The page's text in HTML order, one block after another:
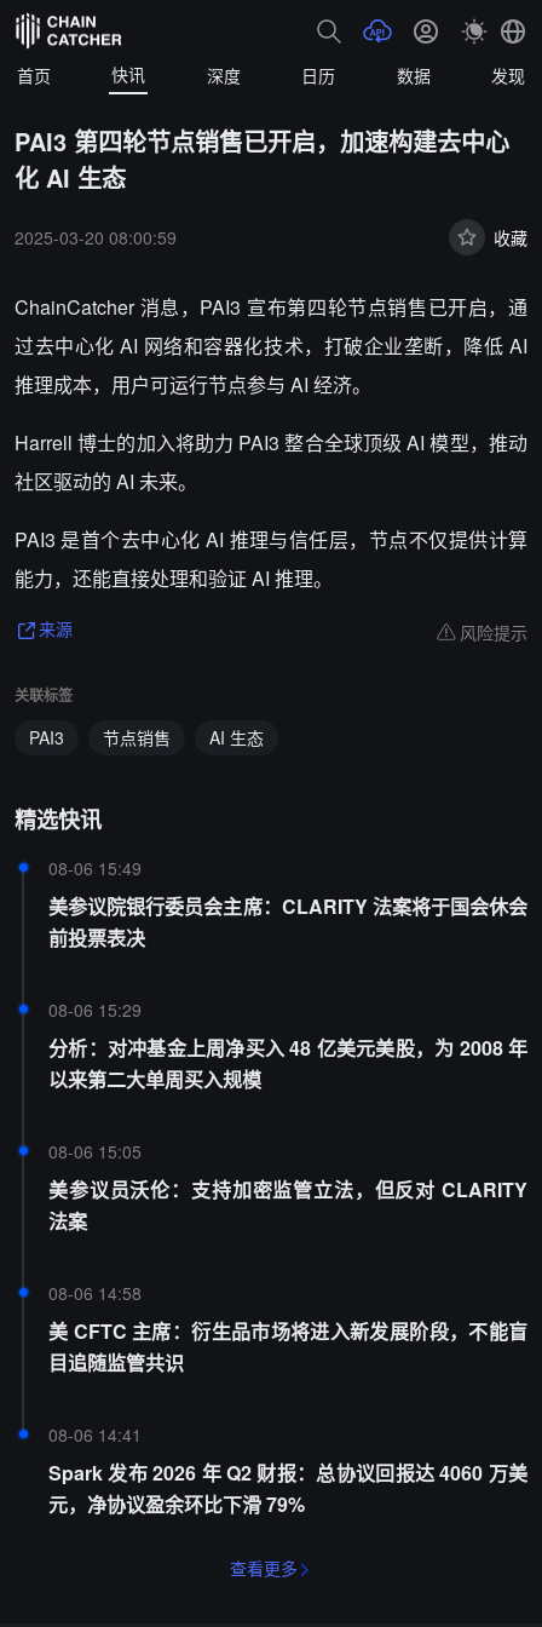
首页 快讯 深度 日历 数据 发现
PAI3 第四轮节点销售已开启，加速构建去中心
化 AI 生态
2025-03-20 08:00:59 收藏
ChainCatcher 消息，PAI3 宣布第四轮节点销售已开启，通
过去中心化 AI 网络和容器化技术，打破企业垄断，降低 AI
推理成本，用户可运行节点参与 AI 经济。
Harrell 博士的加入将助力 PAI3 整合全球顶级 AI 模型，推动
社区驱动的 AI 未来。
PAI3 是首个去中心化 AI 推理与信任层，节点不仅提供计算
能力，还能直接处理和验证 AI 推理。
来源 风险提示
关联标签
PAI3 节点销售 AI 生态
精选快讯
08-06 15:49
美参议院银行委员会主席：CLARITY 法案将于国会休会
前投票表决
08-06 15:29
分析：对冲基金上周净买入 48 亿美元美股，为 2008 年
以来第二大单周买入规模
08-06 15:05
美参议员沃伦：支持加密监管立法，但反对 CLARITY
法案
08-06 14:58
美 CFTC 主席：衍生品市场将进入新发展阶段，不能盲
目追随监管共识
08-06 14:41
Spark 发布 2026 年 Q2 财报：总协议回报达 4060 万美
元，净协议盈余环比下滑 79%
查看更多